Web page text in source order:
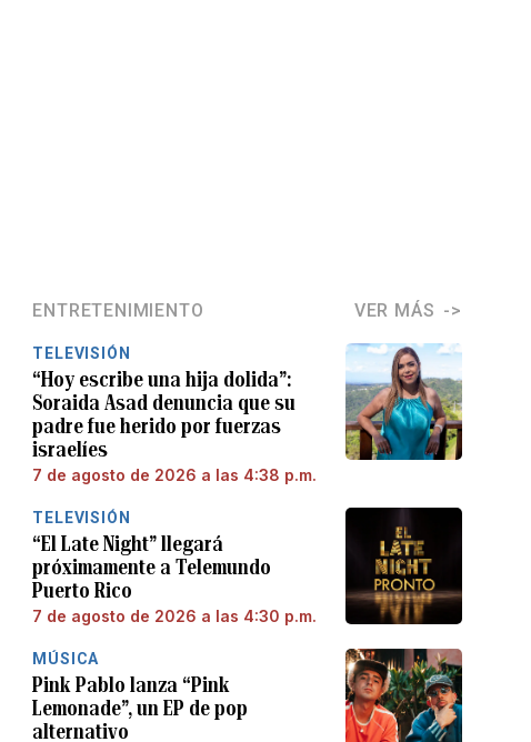
ENTRETENIMIENTO VER MÁS
TELEVISIÓN
“Hoy escribe una hija dolida”:
Soraida Asad denuncia que su
padre fue herido por fuerzas
israelíes
7 de agosto de 2026 a las 4:38 p.m.
TELEVISIÓN
“El Late Night” llegará
próximamente a Telemundo
Puerto Rico
7 de agosto de 2026 a las 4:30 p.m.
MÚSICA
Pink Pablo lanza “Pink
Lemonade”, un EP de pop
alternativo